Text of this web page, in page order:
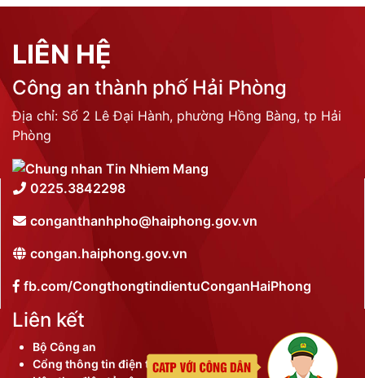
LIÊN HỆ
Công an thành phố Hải Phòng
Địa chỉ: Số 2 Lê Đại Hành, phường Hồng Bàng, tp Hải
Phòng
0225.3842298
conganthanhpho@haiphong.gov.vn
congan.haiphong.gov.vn
fb.com/CongthongtindientuConganHaiPhong
Liên kết
Bộ Công an
Cổng thông tin điện tử thành phố